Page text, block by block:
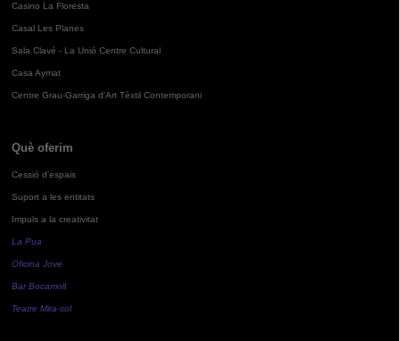
Casino La Floresta
Casal Les Planes
Sala Clavé - La Unió Centre Cultural
Casa Aymat
Centre Grau-Garriga d'Art Tèxtil Contemporani
Què oferim
Cessió d'espais
Suport a les entitats
Impuls a la creativitat
La Pua
Oficina Jove
Bar Bocamoll
Teatre Mira-sol